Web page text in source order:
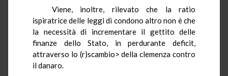
Viene, inoltre, rilevato che la ratio
ispiratrice delle leggi di condono altro non è che
la necessità di incrementare il gettito delle
finanze dello Stato, in perdurante deficit,
attraverso lo (r)scambio> della clemenza contro
il danaro.